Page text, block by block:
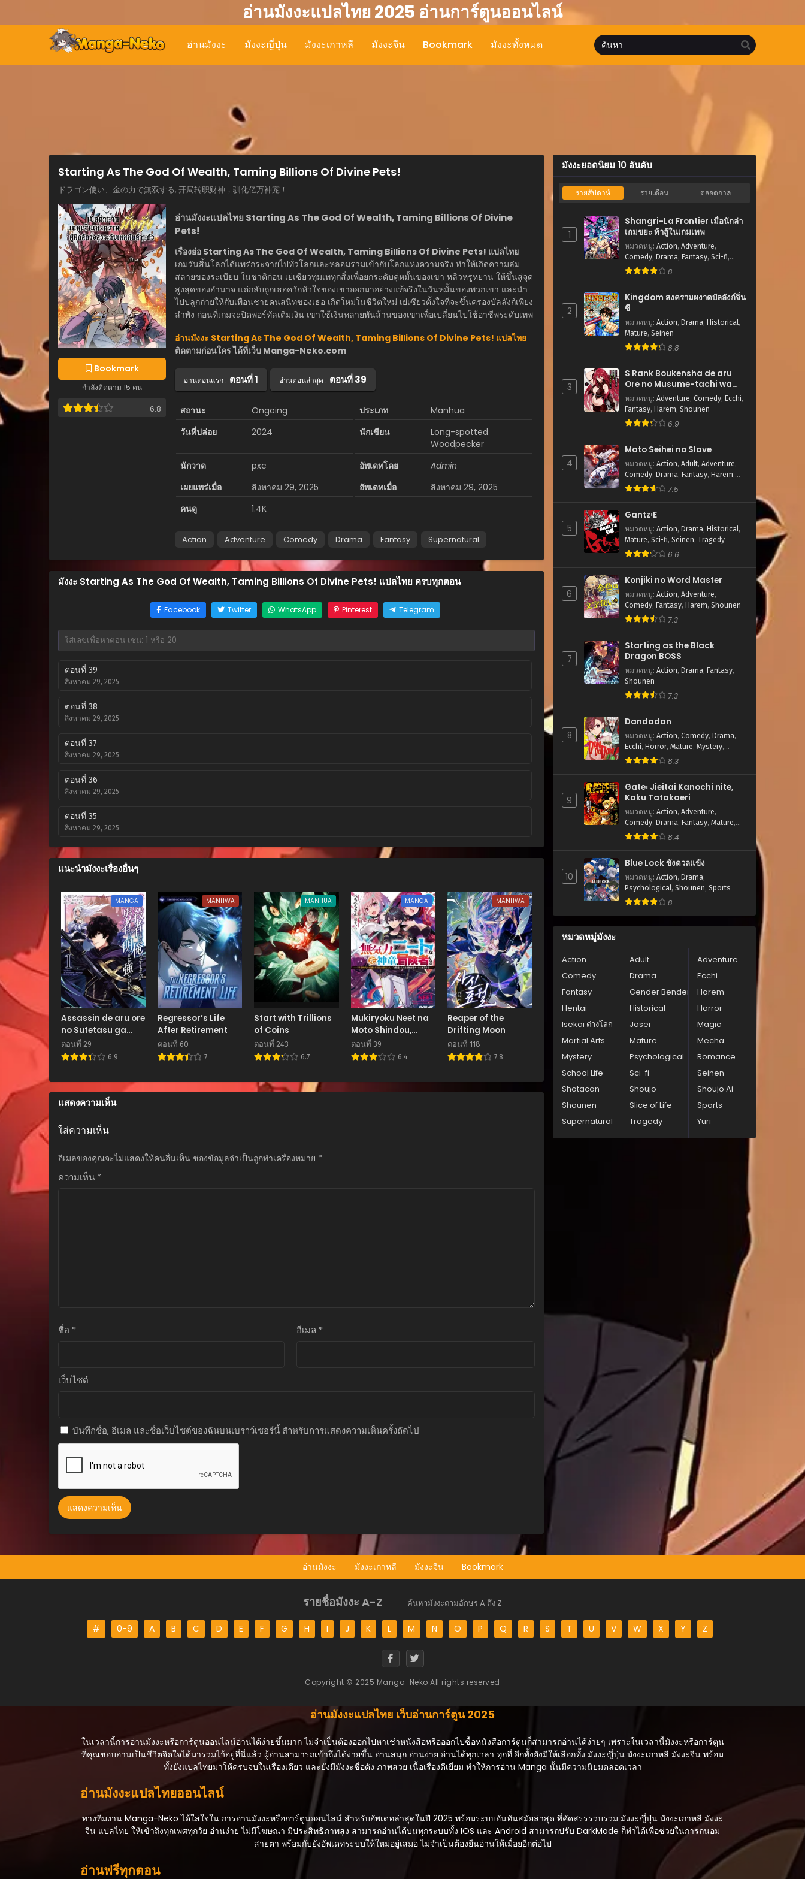
อ่านมังงะแปลไทย 2025 อ่านการ์ตูนออนไลน์
อ่านมังงะ มังงะญี่ปุ่น มังงะเกาหลี มังงะจีน Bookmark มังงะทั้งหมด
Starting As The God Of Wealth, Taming Billions Of Divine Pets!
ドラゴン使い、金の力で無双する, 开局转职财神，驯化亿万神宠！
Bookmark
กำลังติดตาม 15 คน
6.8
อ่านมังงะแปลไทย Starting As The God Of Wealth, Taming Billions Of Divine
Pets!
เรื่องย่อ Starting As The God Of Wealth, Taming Billions Of Divine Pets! แปลไทย
เกมวันสิ้นโลกได้แพร่กระจายไปทั่วโลกและหลอมรวมเข้ากับโลกแห่งความจริง ทำให้เกิดความล่ม
สลายของระเบียบ ในชาติก่อน เย่เซียวทุ่มเททุกสิ่งเพื่อยกระดับคู่หมั้นของเขา หลิวหรูหยาน ให้ขึ้นสู่จุด
สูงสุดของอำนาจ แต่กลับถูกเธอควักหัวใจของเขาออกมาอย่างแท้จริงในวันหมั้นของพวกเขา และนำ
ไปปลูกถ่ายให้กับเพื่อนชายคนสนิทของเธอ เกิดใหม่ในชีวิตใหม่ เย่เซียวตั้งใจที่จะขึ้นครองบัลลังก์เพียง
ลำพัง ก่อนที่เกมจะปิดพอร์ทัลเติมเงิน เขาใช้เงินหลายพันล้านของเขาเพื่อเปลี่ยนไปใช้อาชีพระดับเทพ
อ่านมังงะ Starting As The God Of Wealth, Taming Billions Of Divine Pets! แปลไทย
ติดตามก่อนใคร ได้ที่เว็บ Manga-Neko.com
อ่านตอนแรก : ตอนที่ 1 อ่านตอนล่าสุด : ตอนที่ 39
สถานะ Ongoing ประเภท
Manhua
วันที่ปล่อย
2024 นักเขียน
Long-spotted
Woodpecker
นักวาด
pxc อัพเดทโดย
Admin
เผยแพร่เมื่อ
สิงหาคม 29, 2025 อัพเดทเมื่อ
สิงหาคม 29, 2025
คนดู
1.4K
Action Adventure Comedy Drama Fantasy Supernatural
มังงะ Starting As The God Of Wealth, Taming Billions Of Divine Pets! แปลไทย ครบทุกตอน
Facebook Twitter WhatsApp Pinterest Telegram
ตอนที่ 39
สิงหาคม 29, 2025
ตอนที่ 38
สิงหาคม 29, 2025
ตอนที่ 37
สิงหาคม 29, 2025
ตอนที่ 36
สิงหาคม 29, 2025
ตอนที่ 35
สิงหาคม 29, 2025
สิงหาคม 29, 2025
สิงหาคม 29, 2025
ตอนที่ 32
สิงหาคม 29, 2025
ตอนที่ 31
สิงหาคม 29, 2025
ตอนที่ 30
ตอนที่ 29
สิงหาคม 29, 2025
สิงหาคม 29, 2025
ตอนที่ 27
สิงหาคม 29, 2025
ตอนที่ 25
ตอนที่ 21
สิงหาคม 29, 2025
ตอนที่ 17
ตอนที่ 16
ตอนที่ 13
สิงหาคม 29, 2025
สิงหาคม 29, 2025
สิงหาคม 29, 2025
ตอนที่ 6
แนะนำมังงะเรื่องอื่นๆ
MANGA
Assassin de aru ore
no Sutetasu ga
Yuusha yori mo
Akiraka ni Tsuyoi
ตอนที่ 29
6.9
MANHWA
Regressor’s Life
After Retirement
ตอนที่ 60
7
MANHUA
Start with Trillions
of Coins
ตอนที่ 243
6.7
MANGA
Mukiryoku Neet na
Moto Shindou,
Boukensha ni naru
อดีตเด็กเทพนีทไร้กะจิต
ตอนที่ 39
6.4
MANHWA
Reaper of the
Drifting Moon
ตอนที่ 118
7.8
แสดงความเห็น
ใส่ความเห็น
อีเมลของคุณจะไม่แสดงให้คนอื่นเห็น ช่องข้อมูลจำเป็นถูกทำเครื่องหมาย *
ความเห็น *
ชื่อ * อีเมล *
เว็บไซต์
บันทึกชื่อ, อีเมล และชื่อเว็บไซต์ของฉันบนเบราว์เซอร์นี้ สำหรับการแสดงความเห็นครั้งถัดไป
มังงะยอดนิยม 10 อันดับ
รายสัปดาห์ รายเดือน ตลอดกาล
1
Shangri-La Frontier เมื่อนักล่า
เกมขยะ ท้าสู้ในเกมเทพ
หมวดหมู่: Action, Adventure,
Comedy, Drama, Fantasy, Sci-fi,
Shounen
8
2
Kingdom สงครามผงาดบัลลังก์จิ๋น
ซี
หมวดหมู่: Action, Drama, Historical,
Mature, Seinen
8.8
3
S Rank Boukensha de aru
Ore no Musume-tachi wa
Juudo no Father Con
deshita
หมวดหมู่: Adventure, Comedy, Ecchi,
Fantasy, Harem, Shounen
6.9
4
Mato Seihei no Slave
หมวดหมู่: Action, Adult, Adventure,
Comedy, Drama, Fantasy, Harem,
Romance,Sci-fi,
7.5
5
Gantz꞉E
หมวดหมู่: Action, Drama, Historical,
Mature, Sci-fi, Seinen, Tragedy
6.6
6
Konjiki no Word Master
หมวดหมู่: Action, Adventure,
Comedy, Fantasy, Harem, Shounen
7.3
7
Starting as the Black
Dragon BOSS
หมวดหมู่: Action, Drama, Fantasy,
Shounen
7.3
8
Dandadan
หมวดหมู่: Action, Comedy, Drama,
Ecchi, Horror, Mature, Mystery,
Romance,School Life
8.3
9
Gate꞉ Jieitai Kanochi nite,
Kaku Tatakaeri
หมวดหมู่: Action, Adventure,
Comedy, Drama, Fantasy, Mature,
Romance,Seinen
8.4
10
Blue Lock ขังดวลแข้ง
หมวดหมู่: Action, Drama,
Psychological, Shounen, Sports
8
หมวดหมู่มังงะ
Action Adult
Adventure
Comedy
Drama
Ecchi
Fantasy
Gender Bender
Harem
Hentai
Historical
Horror
Isekai ต่างโลก
Josei
Magic
Martial Arts
Mature
Mecha
Mystery
Psychological
Romance
School Life
Sci-fi
Seinen
Shotacon
Shoujo
Shoujo Ai
Shounen
Slice of Life
Sports
Supernatural
Tragedy Yuri
อ่านมังงะ มังงะเกาหลี มังงะจีน Bookmark
รายชื่อมังงะ A-Z ค้นหามังงะตามอักษร A ถึง Z
# 0-9 A B C D E F G H I J K L M N O P Q R S T U V W X Y Z
Copyright © 2025 Manga-Neko All rights reserved
อ่านมังงะแปลไทย เว็บอ่านการ์ตูน 2025
ในเวลานี้การอ่านมังงะหรือการ์ตูนออนไลน์อ่านได้ง่ายขึ้นมาก ไม่จำเป็นต้องออกไปหาเช่าหนังสือหรือออกไปซื้อหนังสือการ์ตูนก็สามารถอ่านได้ง่ายๆ เพราะในเวลานี้มังงะหรือการ์ตูน
ที่คุณชอบอ่านเป็นชีวิตจิตใจได้มารวมไว้อยู่ที่นี่แล้ว ผู้อ่านสามารถเข้าถึงได้ง่ายขึ้น อ่านสนุก อ่านง่าย อ่านได้ทุกเวลา ทุกที่ อีกทั้งยังมีให้เลือกทั้ง มังงะญี่ปุ่น มังงะเกาหลี มังงะจีน พร้อม
ทั้งยังแปลไทยมาให้ครบจบในเรื่องเดียว และยังมีมังงะชื่อดัง ภาพสวย เนื้อเรื่องดีเยี่ยม ทำให้การอ่าน Manga นั้นมีความนิยมตลอดเวลา
อ่านมังงะแปลไทยออนไลน์
ทางทีมงาน Manga-Neko ได้ใส่ใจใน การอ่านมังงะหรือการ์ตูนออนไลน์ สำหรับอัพเดทล่าสุดในปี 2025 พร้อมระบบอันทันสมัยล่าสุด ที่คัดสรรรวบรวม มังงะญี่ปุ่น มังงะเกาหลี มังงะ
จีน แปลไทย ให้เข้าถึงทุกเพศทุกวัย อ่านง่าย ไม่มีโฆษณา มีประสิทธิภาพสูง สามารถอ่านได้บนทุกระบบทั้ง IOS และ Android สามารถปรับ DarkMode ก็ทำได้เพื่อช่วยในการถนอม
สายตา พร้อมกับยังอัพเดทระบบให้ใหม่อยู่เสมอ ไม่จำเป็นต้องยืนอ่านให้เมื่อยอีกต่อไป
อ่านฟรีทุกตอน